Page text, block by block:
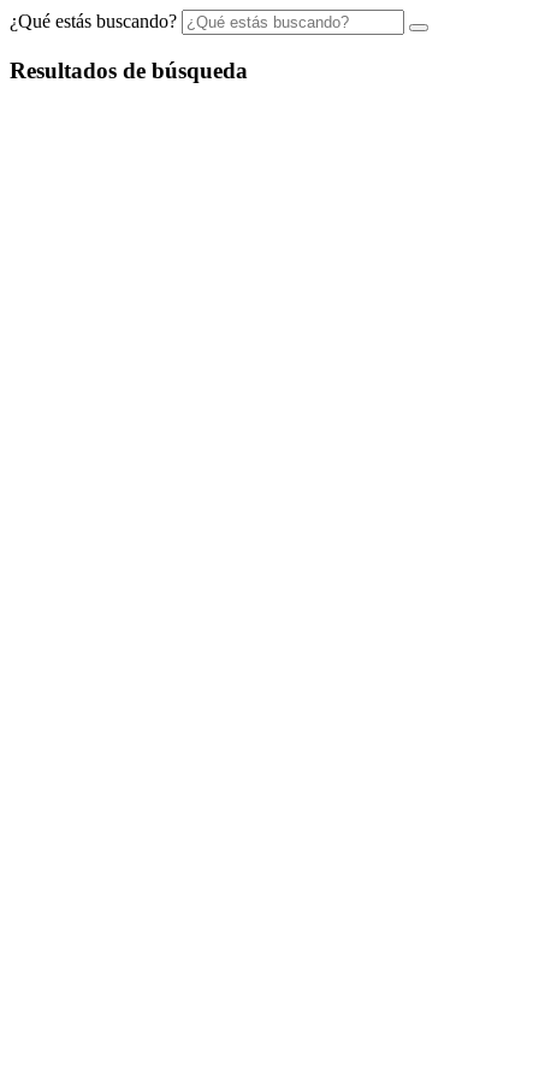
¿Qué estás buscando?
Resultados de búsqueda